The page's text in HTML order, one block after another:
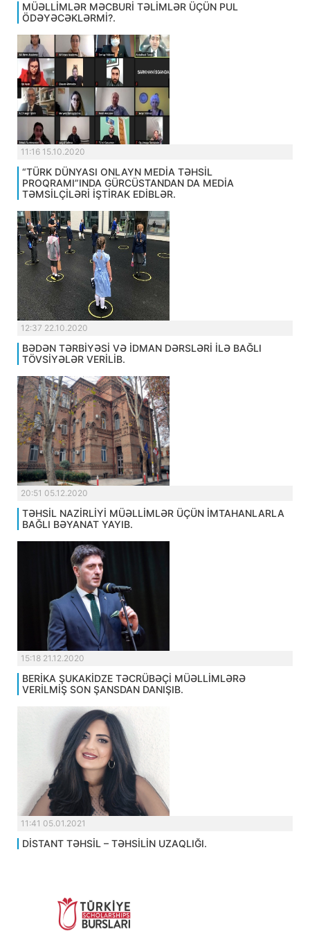
MÜƏLLİMLƏR MƏCBURİ TƏLİMLƏR ÜÇÜN PUL
ÖDƏYƏCƏKLƏRMİ?.
11:16 15.10.2020
“TÜRK DÜNYASI ONLAYN MEDİA TƏHSİL
PROQRAMI”INDA GÜRCÜSTANDAN DA MEDİA
TƏMSİLÇİLƏRİ İŞTİRAK EDİBLƏR.
12:37 22.10.2020
BƏDƏN TƏRBİYƏSİ VƏ İDMAN DƏRSLƏRİ İLƏ BAĞLI
TÖVSİYƏLƏR VERİLİB.
20:51 05.12.2020
TƏHSİL NAZİRLİYİ MÜƏLLİMLƏR ÜÇÜN İMTAHANLARLA
BAĞLI BƏYANAT YAYIB.
15:18 21.12.2020
BERİKA ŞUKAKİDZE TƏCRÜBƏÇİ MÜƏLLİMLƏRƏ
VERİLMİŞ SON ŞANSDAN DANIŞIB.
11:41 05.01.2021
DİSTANT TƏHSİL – TƏHSİLİN UZAQLIĞI.